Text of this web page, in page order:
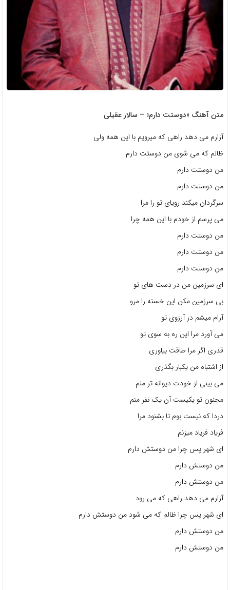
متن آهنگ «دوستت دارم» – سالار عقیلی
آزارم می دهد راهی که میرویم با این همه ولی
ظالم که می شوی من دوستت دارم
من دوستت دارم
من دوستت دارم
سرگردان میکند رویای تو را مرا
می پرسم از خودم با این همه چرا
من دوستت دارم
من دوستت دارم
من دوستت دارم
ای سرزمین من در دست های تو
بی سرزمین مکن این خسته را مرو
آرام میشم در آرزوی تو
می آورد مرا این ره به سوی تو
قدری اگر مرا طاقت بیاوری
از اشتباه من یکبار بگذری
می بینی از خودت دیوانه تر منم
مجنون تو یکیست آن یک نفر منم
دردا که نیست بوم تا بشنود مرا
فریاد فریاد میزنم
ای شهر پس چرا من دوستش دارم
من دوستش دارم
من دوستش دارم
آزارم می دهد راهی که می رود
ای شهر پس چرا ظالم که می شود من دوستش دارم
من دوستش دارم
من دوستش دارم